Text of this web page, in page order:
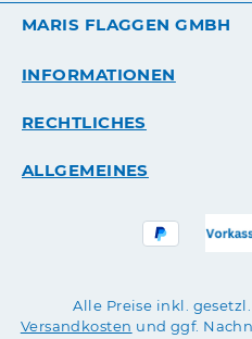
MARIS FLAGGEN GMBH
INFORMATIONEN
RECHTLICHES
ALLGEMEINES
Alle Preise inkl.
Versandkosten und ggf.